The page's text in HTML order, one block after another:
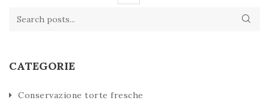
CATEGORIE
Conservazione torte fresche